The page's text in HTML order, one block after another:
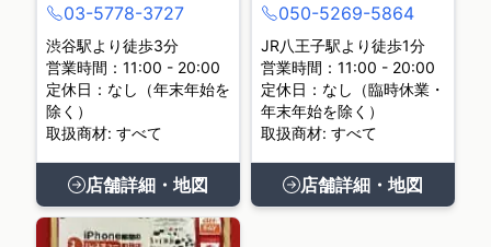
03-5778-3727
渋谷駅より徒歩3分
営業時間：11:00 - 20:00
定休日：なし（年末年始を
除く）
取扱商材: すべて
店舗詳細・地図
050-5269-5864
JR八王子駅より徒歩1分
営業時間：11:00 - 20:00
定休日：なし（臨時休業・
年末年始を除く）
取扱商材: すべて
店舗詳細・地図